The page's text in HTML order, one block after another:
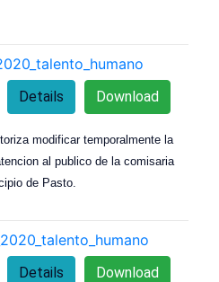
Download
Details
modificar temporalmente la
al publico de la comisaria
de Pasto.
Download
Details